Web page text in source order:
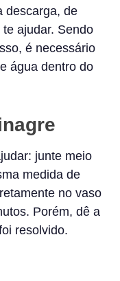
descarga, de
ajudar. Sendo
é necessário
água dentro do
junte meio
medida de
no vaso
Porém, dê a
resolvido.